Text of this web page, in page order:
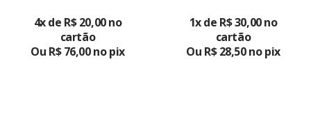
4x de R$ 20,00 no
cartão
Ou R$ 76,00 no pix
PRODUTO
1x de R$ 30,00 no
cartão
Ou R$ 28,50 no pix
PRODUTO